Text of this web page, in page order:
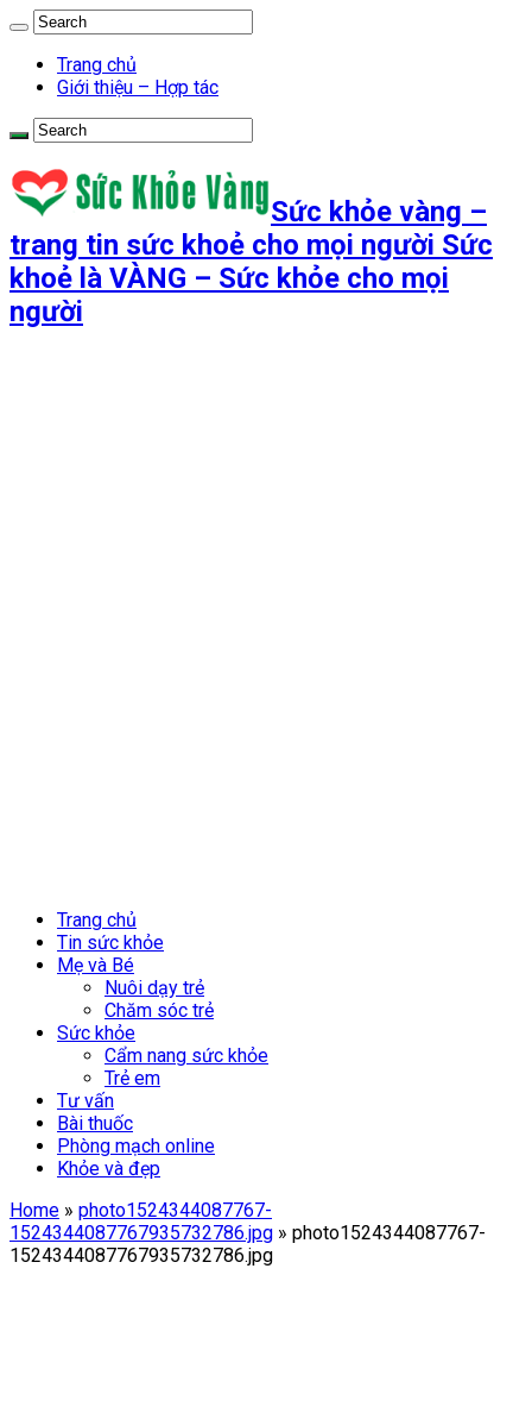
Trang chủ
Giới thiệu – Hợp tác
Sức khỏe vàng –
trang tin sức khoẻ cho mọi người Sức
khoẻ là VÀNG – Sức khỏe cho mọi
người
Trang chủ
Tin sức khỏe
Mẹ và Bé
Nuôi dạy trẻ
Chăm sóc trẻ
Sức khỏe
Cẩm nang sức khỏe
Trẻ em
Tư vấn
Bài thuốc
Phòng mạch online
Khỏe và đẹp
Home » photo1524344087767-
1524344087767935732786.jpg » photo1524344087767-
1524344087767935732786.jpg